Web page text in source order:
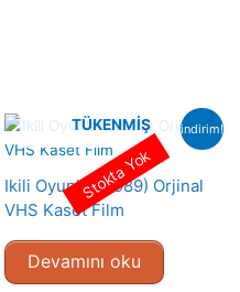
indirim!
TÜKENMIŞ
Ikili Oyunlar (1989) Orjinal
VHS Kaset Film
Devamını oku
Stokta Yok